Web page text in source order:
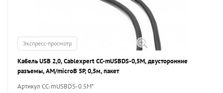
Экспресс-просмотр
Кабель USB 2,0, Cablexpert CC-mUSBDS-0,5M, двусторонние
разъемы, AM/microB 5P, 0,5м, пакет
Артикул CC-mUSBDS-0.5M*